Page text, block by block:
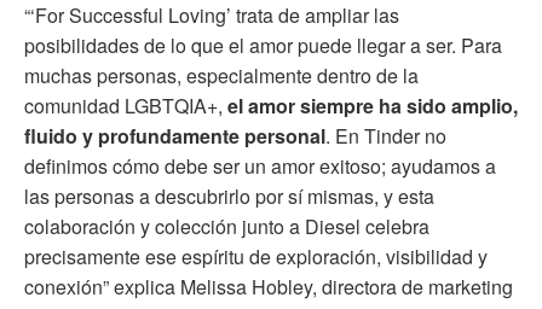
“‘For Successful Loving’ trata de ampliar las
posibilidades de lo que el amor puede llegar a ser. Para
muchas personas, especialmente dentro de la
comunidad LGBTQIA+, el amor siempre ha sido amplio,
fluido y profundamente personal. En Tinder no
definimos cómo debe ser un amor exitoso; ayudamos a
las personas a descubrirlo por sí mismas, y esta
colaboración y colección junto a Diesel celebra
precisamente ese espíritu de exploración, visibilidad y
conexión” explica Melissa Hobley, directora de marketing